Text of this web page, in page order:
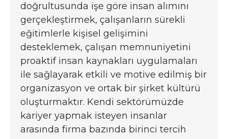
doğrultusunda işe göre insan alımını
gerçekleştirmek, çalışanların sürekli
eğitimlerle kişisel gelişimini
desteklemek, çalışan memnuniyetini
proaktif insan kaynakları uygulamaları
ile sağlayarak etkili ve motive edilmiş bir
organizasyon ve ortak bir şirket kültürü
oluşturmaktır. Kendi sektörümüzde
kariyer yapmak isteyen insanlar
arasında firma bazında birinci tercih